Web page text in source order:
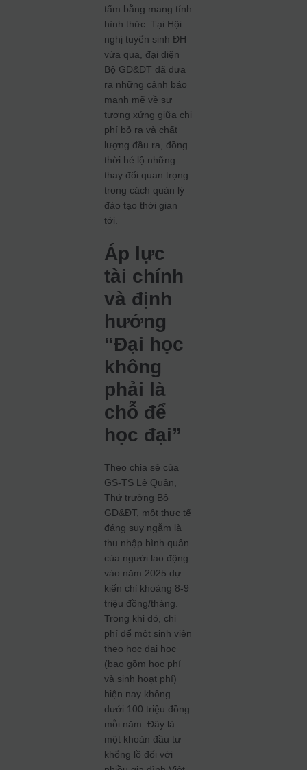
tấm bằng mang tính
hình thức. Tại Hội
nghị tuyển sinh ĐH
vừa qua, đại diện
Bộ GD&ĐT đã đưa
ra những cảnh báo
mạnh mẽ về sự
tương xứng giữa chi
phí bỏ ra và chất
lượng đầu ra, đồng
thời hé lộ những
thay đổi quan trọng
trong cách quản lý
đào tạo thời gian
tới.
Áp lực
tài chính
và định
hướng
“Đại học
không
phải là
chỗ để
học đại”
Theo chia sẻ của
GS-TS Lê Quân,
Thứ trưởng Bộ
GD&ĐT, một thực tế
đáng suy ngẫm là
thu nhập bình quân
của người lao động
vào năm 2025 dự
kiến chỉ khoảng 8-9
triệu đồng/tháng.
Trong khi đó, chi
phí để một sinh viên
theo học đại học
(bao gồm học phí
và sinh hoạt phí)
hiện nay không
dưới 100 triệu đồng
mỗi năm. Đây là
một khoản đầu tư
khổng lồ đối với